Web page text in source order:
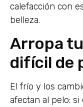
calefacción con
belleza.
Arropa
difícil de
El frío y los
afectan al pelo: